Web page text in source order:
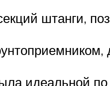
штанги,
идеальной